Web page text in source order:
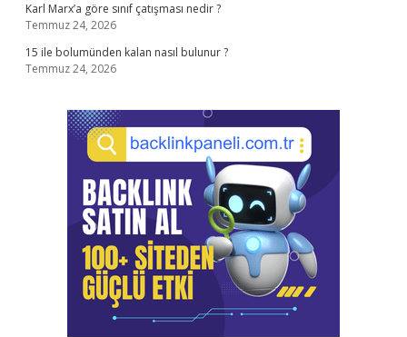
Karl Marx’a göre sınıf çatışması nedir ?
Temmuz 24, 2026
15 ile bolumünden kalan nasıl bulunur ?
Temmuz 24, 2026